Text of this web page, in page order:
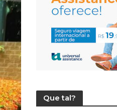
Que tal?